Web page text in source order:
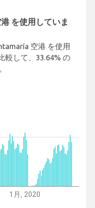
を使用していま
空港 を使用
較して、33.64% の
1月, 2020